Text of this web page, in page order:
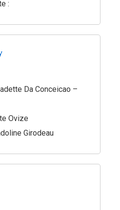
:
Da Conceicao –
Ovize
Girodeau